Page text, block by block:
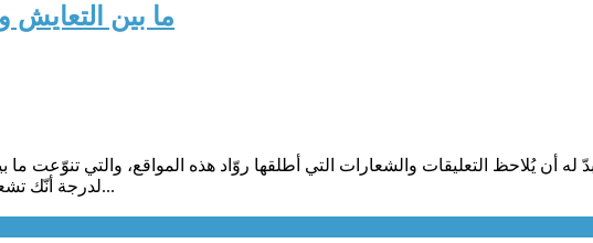
“ ما بين
يُلاحظ التعليقات والشعارات التي أطلقها روّاد هذه المواقع، والتي تنوّعت ما
لدرجة أنّك تشعر بالإستفزاز بغض النظر إلى أي فئة أنت تنتمي. وبدوري ف...